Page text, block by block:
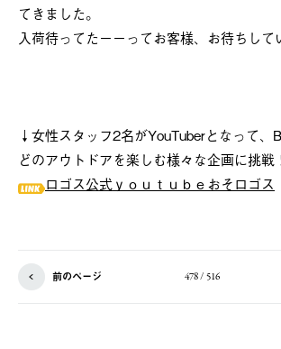
てきました。
入荷待ってたーーってお客様、お待ちして
↓女性スタッフ2名がYouTuberとなって、
どのアウトドアを楽しむ様々な企画に挑戦
ロゴス公式ｙｏｕｔｕｂｅおそロゴス
前のページ 478 / 516